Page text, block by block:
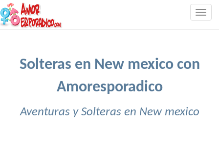
Solteras en New mexico con
Amoresporadico
Aventuras y Solteras en New mexico